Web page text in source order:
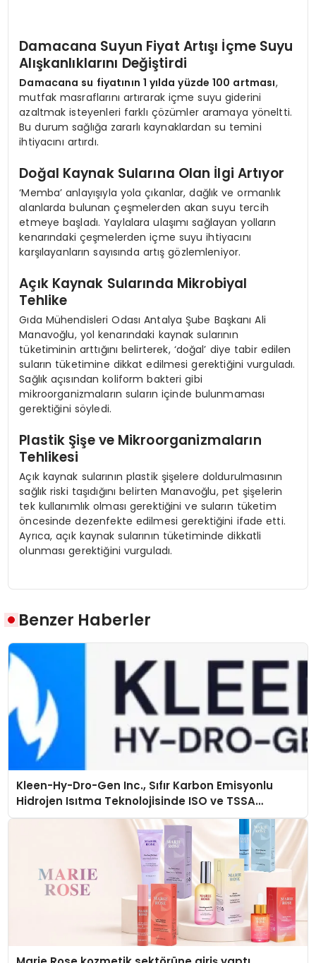
Damacana Suyun Fiyat Artışı İçme Suyu
Alışkanlıklarını Değiştirdi
Damacana su fiyatının 1 yılda yüzde 100 artması,
mutfak masraflarını artırarak içme suyu giderini
azaltmak isteyenleri farklı çözümler aramaya yöneltti.
Bu durum sağlığa zararlı kaynaklardan su temini
ihtiyacını artırdı.
Doğal Kaynak Sularına Olan İlgi Artıyor
‘Memba’ anlayışıyla yola çıkanlar, dağlık ve ormanlık
alanlarda bulunan çeşmelerden akan suyu tercih
etmeye başladı. Yaylalara ulaşımı sağlayan yolların
kenarındaki çeşmelerden içme suyu ihtiyacını
karşılayanların sayısında artış gözlemleniyor.
Açık Kaynak Sularında Mikrobiyal
Tehlike
Gıda Mühendisleri Odası Antalya Şube Başkanı Ali
Manavoğlu, yol kenarındaki kaynak sularının
tüketiminin arttığını belirterek, ‘doğal’ diye tabir edilen
suların tüketimine dikkat edilmesi gerektiğini vurguladı.
Sağlık açısından koliform bakteri gibi
mikroorganizmaların suların içinde bulunmaması
gerektiğini söyledi.
Plastik Şişe ve Mikroorganizmaların
Tehlikesi
Açık kaynak sularının plastik şişelere doldurulmasının
sağlık riski taşıdığını belirten Manavoğlu, pet şişelerin
tek kullanımlık olması gerektiğini ve suların tüketim
öncesinde dezenfekte edilmesi gerektiğini ifade etti.
Ayrıca, açık kaynak sularının tüketiminde dikkatli
olunması gerektiğini vurguladı.
Benzer Haberler
Kleen-Hy-Dro-Gen Inc., Sıfır Karbon Emisyonlu
Hidrojen Isıtma Teknolojisinde ISO ve TSSA
Düzenleyici Onaylarını Aldı